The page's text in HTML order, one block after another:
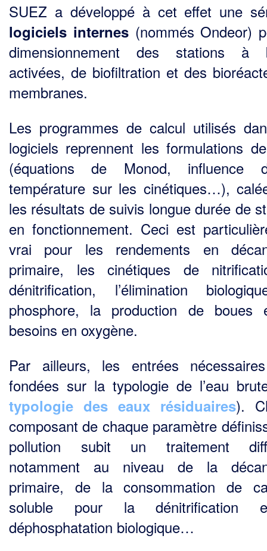
SUEZ a développé à cet effet une
logiciels internes(nommés Ondeor)
dimensionnement des stations à
activées, de biofiltration et des
membranes.
Les programmes de calcul utilisés
logiciels reprennent les formulations
(équations de Monod, influence
température sur les cinétiques…),
les résultats de suivis longue durée de
en fonctionnement. Ceci est
vrai pour les rendements en
primaire, les cinétiques de
dénitrification, l’élimination
phosphore, la production de boues
besoins en oxygène.
Par ailleurs, les entrées
fondées sur la typologie de l’eau
typologie des eaux résiduaires).
composant de chaque paramètre
pollution subit un traitement
notamment au niveau de la
primaire, de la consommation de
soluble pour la dénitrification
déphosphatation biologique…